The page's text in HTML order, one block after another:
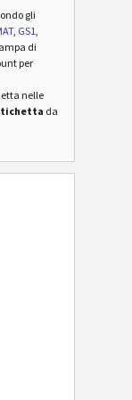
gli
, GS1,
di
per
nelle
da